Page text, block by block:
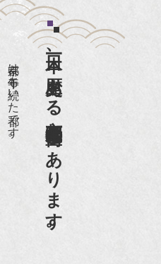
日本一、歴史ある
京都祇園骨董街にあります。
京都は千年も続いた都です。